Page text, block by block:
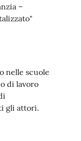
–
nelle scuole
di lavoro
gli attori.